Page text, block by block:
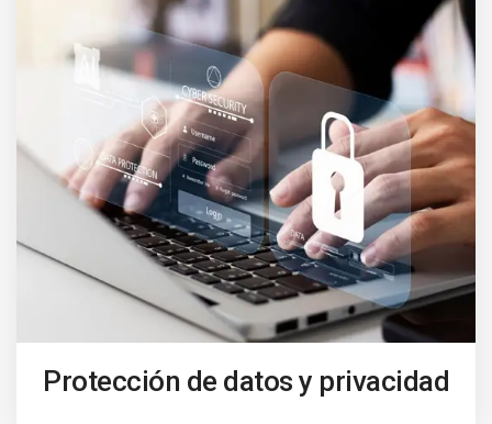
Protección de datos y privacidad